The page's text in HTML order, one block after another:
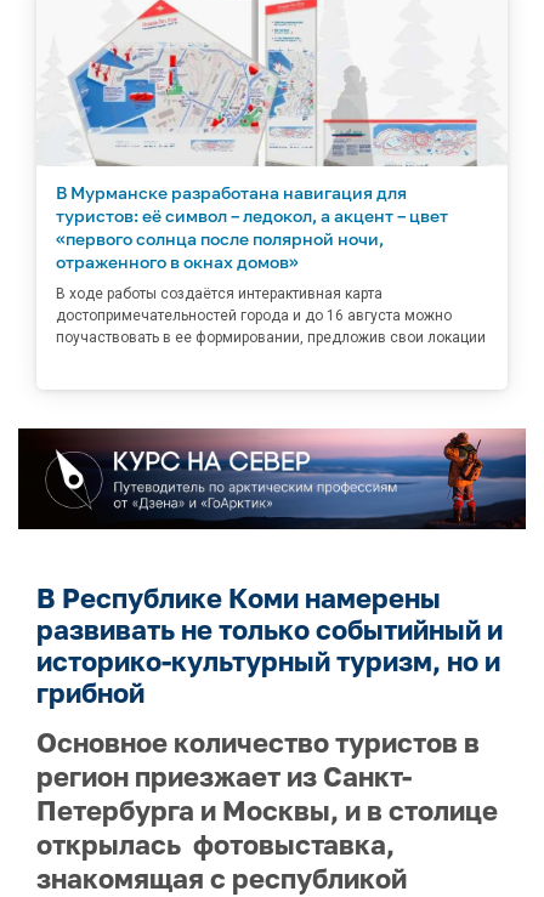
В Мурманске разработана навигация для
туристов: её символ – ледокол, а акцент – цвет
«первого солнца после полярной ночи,
отраженного в окнах домов»
В ходе работы создаётся интерактивная карта
достопримечательностей города и до 16 августа можно
поучаствовать в ее формировании, предложив свои локации
В Республике Коми намерены
развивать не только событийный и
историко-культурный туризм, но и
грибной
Основное количество туристов в
регион приезжает из Санкт-
Петербурга и Москвы, и в столице
открылась фотовыставка,
знакомящая с республикой